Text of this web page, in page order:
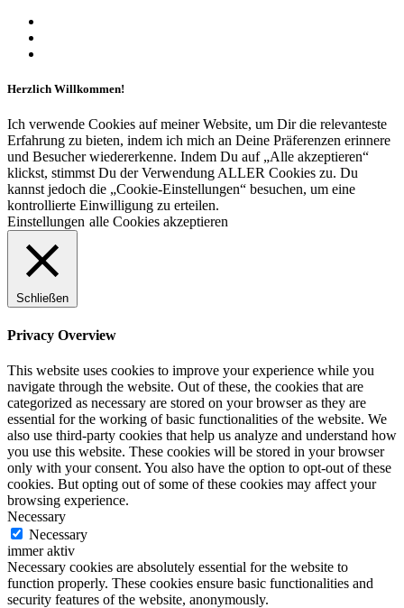
Herzlich Willkommen!
Ich verwende Cookies auf meiner Website, um Dir die relevanteste
Erfahrung zu bieten, indem ich mich an Deine Präferenzen erinnere
und Besucher wiedererkenne. Indem Du auf „Alle akzeptieren“
klickst, stimmst Du der Verwendung ALLER Cookies zu. Du
kannst jedoch die „Cookie-Einstellungen“ besuchen, um eine
kontrollierte Einwilligung zu erteilen.
Einstellungen alle Cookies akzeptieren
Schließen
Privacy Overview
This website uses cookies to improve your experience while you
navigate through the website. Out of these, the cookies that are
categorized as necessary are stored on your browser as they are
essential for the working of basic functionalities of the website. We
also use third-party cookies that help us analyze and understand how
you use this website. These cookies will be stored in your browser
only with your consent. You also have the option to opt-out of these
cookies. But opting out of some of these cookies may affect your
browsing experience.
Necessary
Necessary
immer aktiv
Necessary cookies are absolutely essential for the website to
function properly. These cookies ensure basic functionalities and
security features of the website, anonymously.